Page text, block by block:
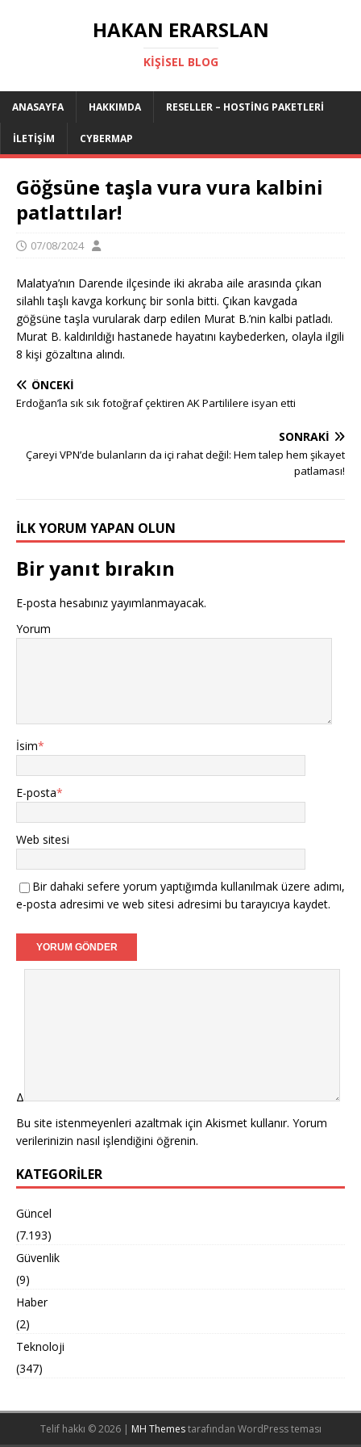
HAKAN ERARSLAN
KIŞISEL BLOG
ANASAYFA HAKKIMDA RESELLER – HOSTING PAKETLERI
İLETIŞIM CYBERMAP
Göğsüne taşla vura vura kalbini
patlattılar!
07/08/2024
Malatya’nın Darende ilçesinde iki akraba aile arasında çıkan
silahlı taşlı kavga korkunç bir sonla bitti. Çıkan kavgada
göğsüne taşla vurularak darp edilen Murat B.’nin kalbi patladı.
Murat B. kaldırıldığı hastanede hayatını kaybederken, olayla ilgili
8 kişi gözaltına alındı.
ÖNCEKI
Erdoğan’la sık sık fotoğraf çektiren AK Partililere isyan etti
SONRAKI
Çareyi VPN’de bulanların da içi rahat değil: Hem talep hem şikayet
patlaması!
İLK YORUM YAPAN OLUN
Bir yanıt bırakın
E-posta hesabınız yayımlanmayacak.
Yorum
İsim*
E-posta*
Web sitesi
Bir dahaki sefere yorum yaptığımda kullanılmak üzere adımı,
e-posta adresimi ve web sitesi adresimi bu tarayıcıya kaydet.
Δ
Bu site istenmeyenleri azaltmak için Akismet kullanır. Yorum
verilerinizin nasıl işlendiğini öğrenin.
KATEGORILER
Güncel
(7.193)
Güvenlik
(9)
Haber
(2)
Teknoloji
(347)
Telif hakkı © 2026 | MH Themestarafından WordPress teması